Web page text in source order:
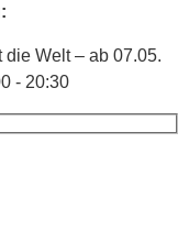
Welt – ab 07.05.
- 20:30